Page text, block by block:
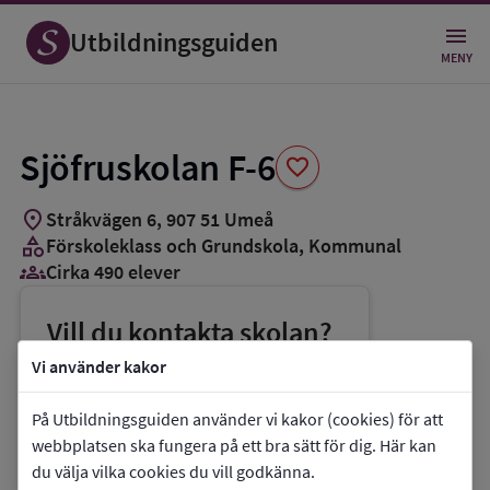
Vi använder kakor
På Utbildningsguiden använder vi kakor (cookies) för att
webbplatsen ska fungera på ett bra sätt för dig. Här kan
du välja vilka cookies du vill godkänna.
Utbildningsguiden MENY
Sjöfruskolan F-6 favorite
Spara
som
favorit
location_on Stråkvägen 6, 90751 Umeå
categoryFörskoleklass och Grundskola, Kommunal
groups_3Cirka 490 elever
Vill du kontakta skolan?
phoneTelefon:090-165800
E-post: patrik.eriksson@umea.se
link Webbplats:Sjöfruskolan F-6